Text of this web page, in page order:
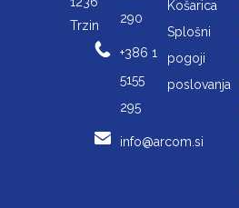
Trzin
290
+386 1
5155
295
info@arcom.si
Košarica
Splošni
pogoji
poslovanja